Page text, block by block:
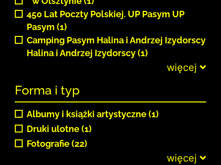
450 Lat Poczty Polskiej. UP Pasym UP
Pasym (1)
Camping Pasym Halina i Andrzej Izydorscy
Halina i Andrzej Izydorscy (1)
więcej
Forma i typ
Albumy i książki artystyczne (1)
Druki ulotne (1)
Fotografie (22)
więcej